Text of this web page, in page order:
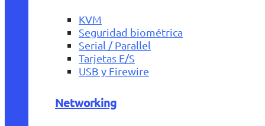
KVM
Seguridad biométrica
Serial / Parallel
Tarjetas E/S
USB y Firewire
Networking